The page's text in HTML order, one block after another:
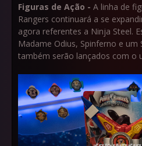
Figuras de Ação - A linha de
Rangers continuará a se
agora referentes a Ninja Steel.
Madame Odius, Spinferno e um
também serão lançados com o